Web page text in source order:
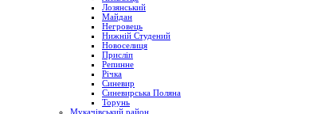
Лозянський
Майдан
Негровець
Нижній Студений
Новоселиця
Присліп
Репинне
Річка
Синевир
Синевирська Поляна
Торунь
Мукачівський район